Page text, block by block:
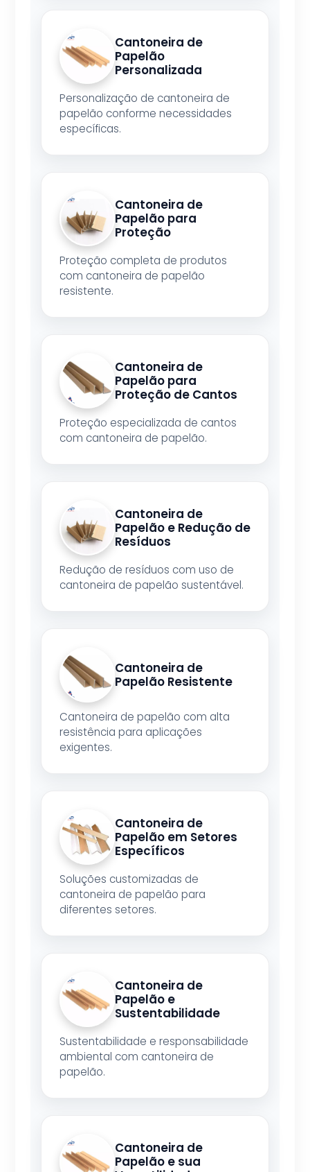
Cantoneira de
Papelão
Personalizada
Personalização de cantoneira de
papelão conforme necessidades
específicas.
Cantoneira de
Papelão para
Proteção
Proteção completa de produtos
com cantoneira de papelão
resistente.
Cantoneira de
Papelão para
Proteção de Cantos
Proteção especializada de cantos
com cantoneira de papelão.
Cantoneira de
Papelão e Redução de
Resíduos
Redução de resíduos com uso de
cantoneira de papelão sustentável.
Cantoneira de
Papelão Resistente
Cantoneira de papelão com alta
resistência para aplicações
exigentes.
Cantoneira de
Papelão em Setores
Específicos
Soluções customizadas de
cantoneira de papelão para
diferentes setores.
Cantoneira de
Papelão e
Sustentabilidade
Sustentabilidade e responsabilidade
ambiental com cantoneira de
papelão.
Cantoneira de
Papelão e sua